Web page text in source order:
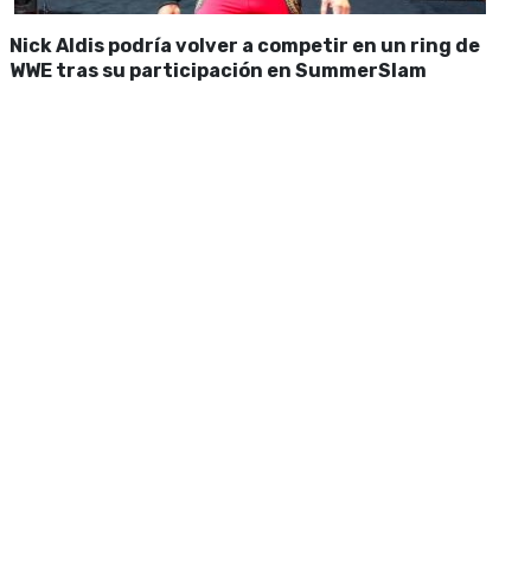
Nick Aldis podría volver a competir en un ring de
WWE tras su participación en SummerSlam